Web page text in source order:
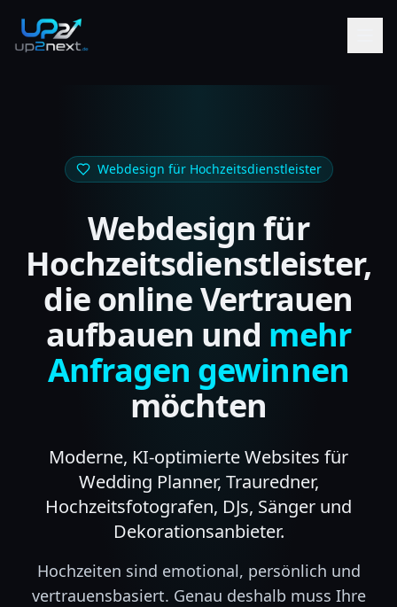
Webdesign für Hochzeitsdienstleister
Webdesign für
Hochzeitsdienstleister,
die online Vertrauen
aufbauen und mehr
Anfragen gewinnen
möchten
Moderne, KI-optimierte Websites für
Wedding Planner, Trauredner,
Hochzeitsfotografen, DJs, Sänger und
Dekorationsanbieter.
Hochzeiten sind emotional, persönlich und
vertrauensbasiert. Genau deshalb muss Ihre